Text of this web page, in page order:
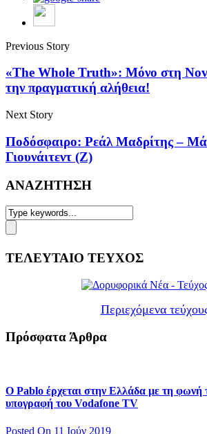
Previous Story
«The Whole Truth»: Μόνο στη
την πραγματική αλήθεια!
Next Story
Ποδόσφαιρο: Ρεάλ Μαδρίτης –
Γιουνάιτεντ (Ζ)
ΑΝΑΖΗΤΗΣΗ
ΤΕΛΕΥΤΑΙΟ ΤΕΥΧΟΣ
Περιεχόμενα
Πρόσφατα Άρθρα
Ο Pablo έρχεται στην Ελλάδα με τη φωνή
υπογραφή του Vodafone TV
Posted On 11 Ιούν 2019